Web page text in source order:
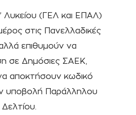
Λυκείου (ΓΕΛ και ΕΠΑΛ)
στις Πανελλαδικές
επιθυμούν να
σε Δημόσιες ΣΑΕΚ,
αποκτήσουν κωδικό
υποβολή Παράλληλου